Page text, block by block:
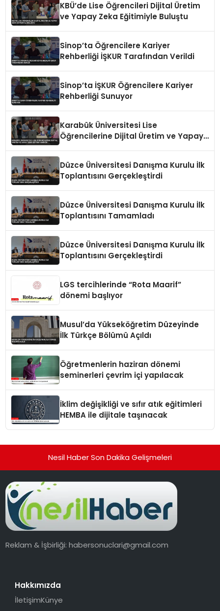
KBÜ’de Lise Öğrencileri Dijital Üretim
ve Yapay Zeka Eğitimiyle Buluştu
Sinop’ta Öğrencilere Kariyer
Rehberliği İŞKUR Tarafından Verildi
Sinop’ta İŞKUR Öğrencilere Kariyer
Rehberliği Sunuyor
Karabük Üniversitesi Lise
Öğrencilerine Dijital Üretim ve Yapay
Düzce Üniversitesi Danışma Kurulu İlk
Toplantısını Gerçekleştirdi
Düzce Üniversitesi Danışma Kurulu İlk
Toplantısını Tamamladı
Düzce Üniversitesi Danışma Kurulu İlk
Toplantısını Gerçekleştirdi
LGS tercihlerinde “Rota Maarif”
dönemi başlıyor
Musul’da Yükseköğretim Düzeyinde
İlk Türkçe Bölümü Açıldı
Öğretmenlerin haziran dönemi
seminerleri çevrim içi yapılacak
İklim değişikliği ve sıfır atık eğitimleri
HEMBA ile dijitale taşınacak
Nesil Haber Son Dakika Gelişmeleri
Reklam & İşbirliği:habersonuclari@gmail.com
Hakkımızda
İletişimKünye